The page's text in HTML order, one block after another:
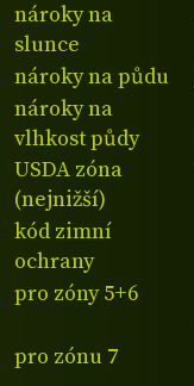
nároky na
slunce
nároky na půdu
nároky na
vlhkost půdy
USDA zóna
(nejnižší)
kód zimní
ochrany
pro zóny 5+6
pro zónu 7